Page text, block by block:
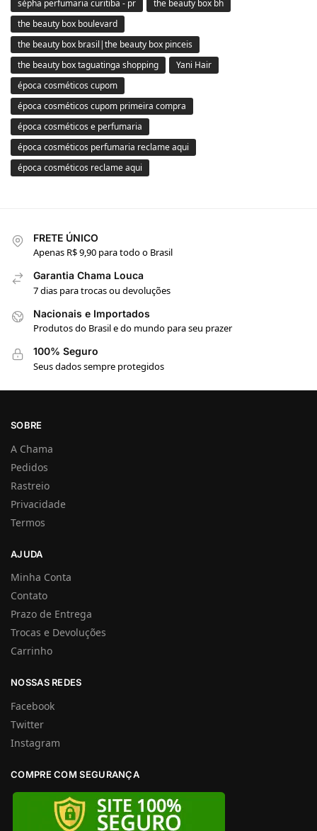
sépha perfumaria curitiba - pr
the beauty box bh
the beauty box boulevard
the beauty box brasil|the beauty box pinceis
the beauty box taguatinga shopping
Yani Hair
época cosméticos cupom
época cosméticos cupom primeira compra
época cosméticos e perfumaria
época cosméticos perfumaria reclame aqui
época cosméticos reclame aqui
FRETE ÚNICO
Apenas R$ 9,90 para todo o Brasil
Garantia Chama Louca
7 dias para trocas ou devoluções
Nacionais e Importados
Produtos do Brasil e do mundo para seu prazer
100% Seguro
Seus dados sempre protegidos
SOBRE
A Chama
Pedidos
Rastreio
Privacidade
Termos
AJUDA
Minha Conta
Contato
Prazo de Entrega
Trocas e Devoluções
Carrinho
NOSSAS REDES
Facebook
Twitter
Instagram
COMPRE COM SEGURANÇA